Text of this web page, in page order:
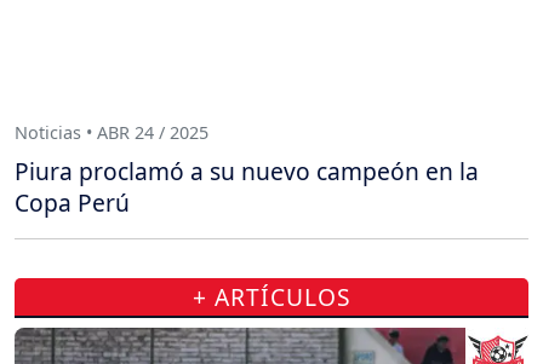
Noticias • ABR 24 / 2025
Piura proclamó a su nuevo campeón en la
Copa Perú
+ ARTÍCULOS